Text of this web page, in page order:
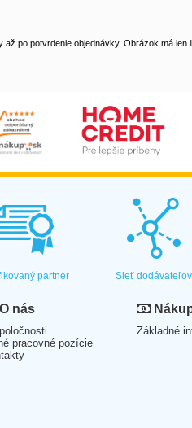
po potvrdenie objednávky. Obrázok má len
partner Sieť dodávateľov
O nás
pracovné pozície
Základné